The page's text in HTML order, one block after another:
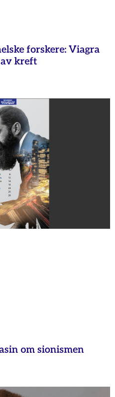
forskere: Viagra
kreft
om sionismen